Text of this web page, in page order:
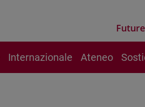
Internazionale Ateneo